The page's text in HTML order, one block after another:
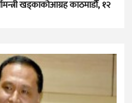
खड्काकोआग्रहकाठमाडौँ, १२